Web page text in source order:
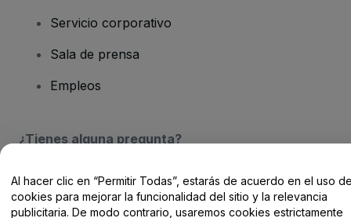
Servicio corporativo
Sala de prensa
Empleos
¿Tienes alguna pregunta?
Centro de Ayuda / Contacto
Al hacer clic en “Permitir Todas”, estarás de acuerdo en el uso
cookies para mejorar la funcionalidad del sitio y la relevancia
publicitaria. De modo contrario, usaremos cookies estrictamente